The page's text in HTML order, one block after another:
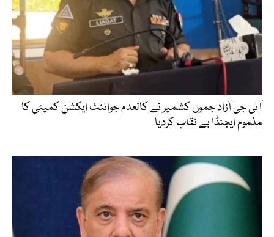
آئی جی آزاد جموں کشمیر نے کالعدم جوائنٹ ایکشن کمیٹی کا
مذموم ایجنڈا بے نقاب کردیا